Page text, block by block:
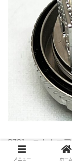
270°ハニカムエ
です。
メニュー ホーム